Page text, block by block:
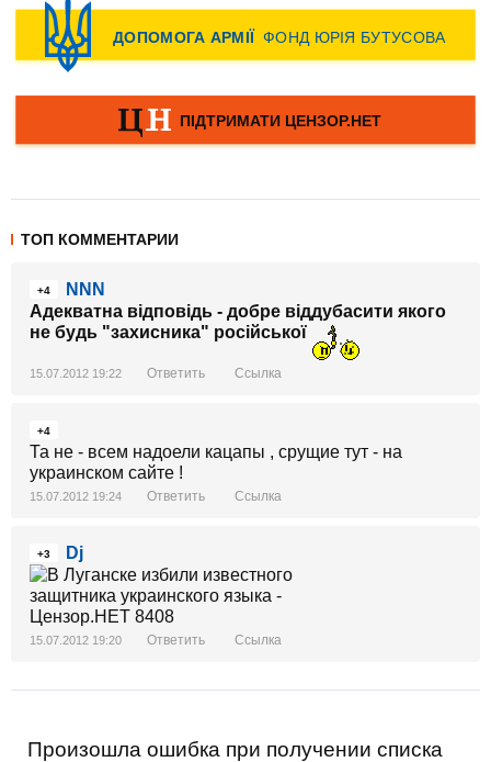
ТОП КОММЕНТАРИИ
+4
NNN
Адекватна відповідь - добре віддубасити якого
не будь "захисника" російської
15.07.2012 19:22 Ответить Ссылка
+4
Та не - всем надоели кацапы , срущие тут - на
украинском сайте !
15.07.2012 19:24 Ответить Ссылка
+3 Dj
15.07.2012 19:20 Ответить Ссылка
Произошла ошибка при получении списка